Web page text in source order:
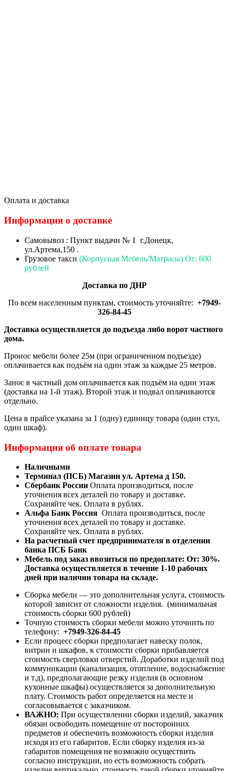
Оплата и доставка
Информация о доставке
Самовывоз : Пункт выдачи № 1 г.Донецк,
ул.Артема,150 .
Грузовое такси (Корпусная Мебель/Матрасы) От: 600
рублей
Доставка по ДНР
По всем населенным пунктам, стоимость уточняйте: +7949-
326-84-45
Доставка осуществляется до подъезда либо ворот частного
дома.
Пронос мебели более 25м (при ограниченном подъезде)
оплачивается как подъём на один этаж за каждые 25 метров.
Занос в частный дом оплачивается как подъём на один этаж
(доставка на 1-й этаж). Второй этаж и подвал оплачиваются
отдельно.
Цена в прайсе указана за 1 (одну) единицу товара (один стул,
один шкаф).
Информация об оплате товара
Наличными
Терминал (ПСБ) Магазин ул. Артема д 150.
Сбербанк России Оплата производиться, после
уточнения всех деталей по товару и доставке.
Сохраняйте чек. Оплата в рублях.
Альфа Банк Россия Оплата производиться, после
уточнения всех деталей по товару и доставке.
Сохраняйте чек. Оплата в рублях.
На расчетный счет предпринимателя в отделении
банка ПСБ Банк
Мебель под заказ ввозиться по предоплате: От: 30%.
Доставка осуществляется в течение 1-10 рабочих
дней при наличии товара на складе.
Сборка мебели — это дополнительная услуга, стоимость
которой зависит от сложности изделия. (минимальная
стоимость сборки 600 рублей)
Точную стоимость сборки мебели можно уточнить по
телефону: +7949-326-84-45
Если процесс сборки предполагает навеску полок,
витрин и шкафов, к стоимости сборки прибавляется
стоимость сверловки отверстий. Доработки изделий под
коммуникации (канализация, отопление, водоснабжение
и т.д), предполагающие резку изделия (в основном
кухонные шкафы) осуществляется за дополнительную
плату. Стоимость работ определяется на месте и
согласовывается с заказчиком.
ВАЖНО: При осуществлении сборки изделий, заказчик
обязан освободить помещение от посторонних
предметов и обеспечить возможность сборки изделия
исходя из его габаритов. Если сборку изделия из-за
габаритов помещения не возможно осуществить
согласно инструкции, но есть возможность собрать